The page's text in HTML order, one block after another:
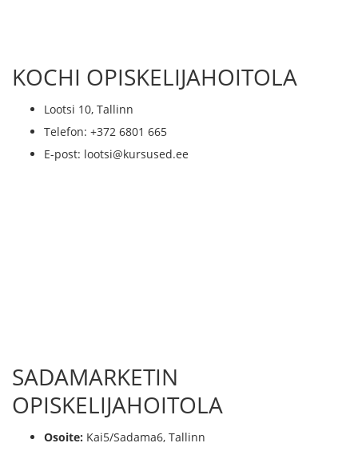
KOCHI OPISKELIJAHOITOLA
Lootsi 10, Tallinn
Telefon: +372 6801 665
E-post: lootsi@kursused.ee
SADAMARKETIN
OPISKELIJAHOITOLA
Osoite: Kai5/Sadama6, Tallinn